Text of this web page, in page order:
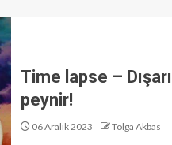
Time lapse –
peynir!
06 Aralık 2023 Tolga Akbas